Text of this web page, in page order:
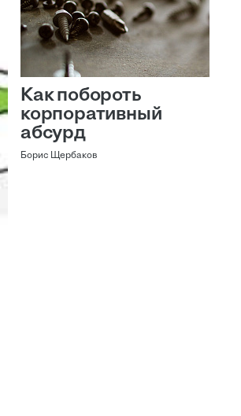
Как побороть
корпоративный
абсурд
Борис Щербаков